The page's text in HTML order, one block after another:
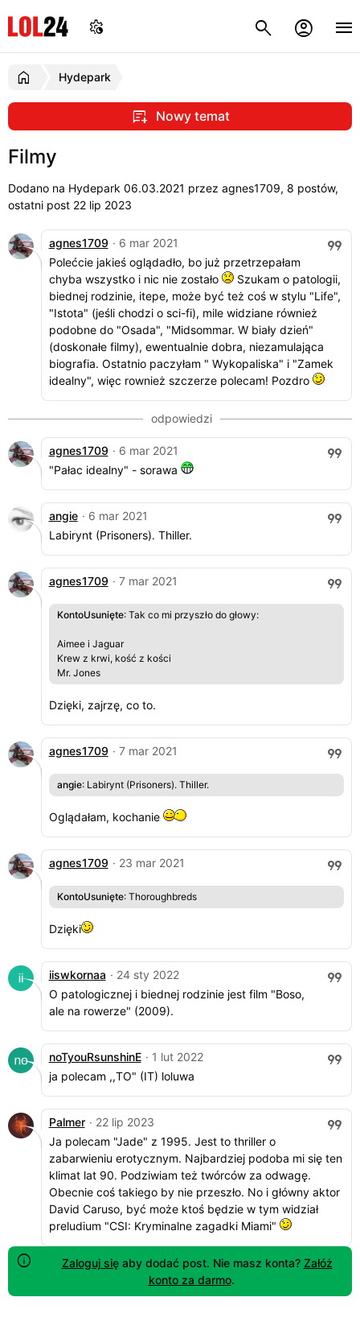
Hydepark
Nowy temat
Filmy
Dodano na Hydepark 06.03.2021 przez agnes1709, 8 postów,
ostatni post 22 lip 2023
agnes1709 · 6 mar 2021
Polećcie jakieś oglądadło, bo już przetrzepałam
chyba wszystko i nic nie zostało
Szukam o patologii,
biednej rodzinie, itepe, może być też coś w stylu "Life",
"Istota" (jeśli chodzi o sci-fi), mile widziane również
podobne do "Osada", "Midsommar. W biały dzień"
(doskonałe filmy), ewentualnie dobra, niezamulająca
biografia. Ostatnio paczyłam " Wykopaliska" i "Zamek
idealny", więc rownież szczerze polecam! Pozdro
agnes1709 · 6 mar 2021
"Pałac idealny" - sorawa
angie · 6 mar 2021
Labirynt (Prisoners). Thiller.
agnes1709 · 7 mar 2021
KontoUsunięte: Tak co mi przyszło do głowy:
Aimee i Jaguar
Krew z krwi, kość z kości
Mr. Jones
Dzięki, zajrzę, co to.
agnes1709 · 7 mar 2021
angie: Labirynt (Prisoners). Thiller.
Oglądałam, kochanie
agnes1709 · 23 mar 2021
KontoUsunięte: Thoroughbreds
Dzięki
iiswkornaa · 24 sty 2022
O patologicznej i biednej rodzinie jest film "Boso,
ale na rowerze" (2009).
noTyouRsunshinE · 1 lut 2022
ja polecam ,,TO" (IT) loluwa
Palmer · 22 lip 2023
Ja polecam "Jade" z 1995. Jest to thriller o
zabarwieniu erotycznym. Najbardziej podoba mi się ten
klimat lat 90. Podziwiam też twórców za odwagę.
Obecnie coś takiego by nie przeszło. No i główny aktor
David Caruso, być może ktoś będzie w tym widział
preludium "CSI: Kryminalne zagadki Miami"
Zaloguj sięaby dodać post. Nie masz konta? Załóż
konto za darmo.